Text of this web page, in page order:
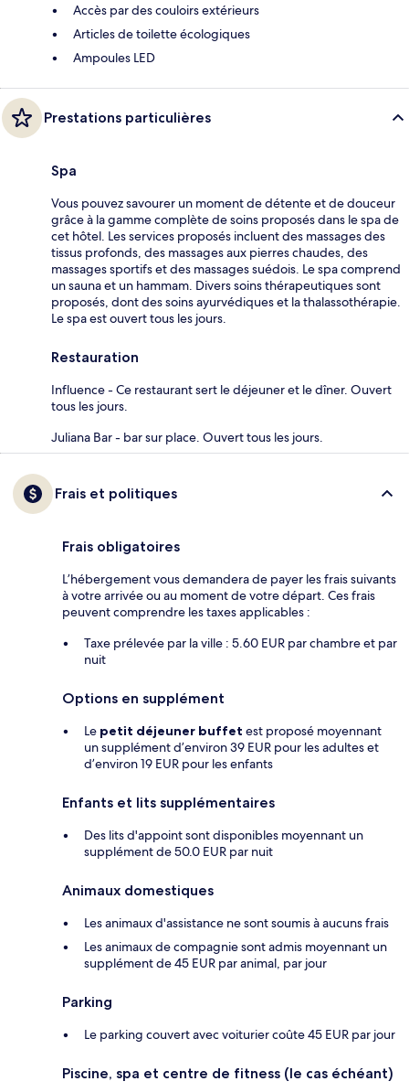
Accès par des couloirs extérieurs
Articles de toilette écologiques
Ampoules LED
Prestations particulières
Spa
Vous pouvez savourer un moment de détente et de douceur
grâce à la gamme complète de soins proposés dans le spa de
cet hôtel. Les services proposés incluent des massages des
tissus profonds, des massages aux pierres chaudes, des
massages sportifs et des massages suédois. Le spa comprend
un sauna et un hammam. Divers soins thérapeutiques sont
proposés, dont des soins ayurvédiques et la thalassothérapie.
Le spa est ouvert tous les jours.
Restauration
Influence - Ce restaurant sert le déjeuner et le dîner. Ouvert
tous les jours.
Juliana Bar - bar sur place. Ouvert tous les jours.
Frais et politiques
Frais obligatoires
L’hébergement vous demandera de payer les frais suivants
à votre arrivée ou au moment de votre départ. Ces frais
peuvent comprendre les taxes applicables :
Taxe prélevée par la ville : 5.60 EUR par chambre et par
nuit
Options en supplément
Le petit déjeuner buffet est proposé moyennant
un supplément d’environ 39 EUR pour les adultes et
d’environ 19 EUR pour les enfants
Enfants et lits supplémentaires
Des lits d'appoint sont disponibles moyennant un
supplément de 50.0 EUR par nuit
Animaux domestiques
Les animaux d'assistance ne sont soumis à aucuns frais
Les animaux de compagnie sont admis moyennant un
supplément de 45 EUR par animal, par jour
Parking
Le parking couvert avec voiturier coûte 45 EUR par jour
Piscine, spa et centre de fitness (le cas échéant)